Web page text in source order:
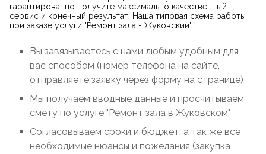
гарантированно получите максимально качественный
сервис и конечный результат. Наша типовая схема работы
при заказе услуги "Ремонт зала - Жуковский":
Вы завязываетесь с нами любым удобным для
вас способом (номер телефона на сайте,
отправляете заявку через форму на странице)
Мы получаем вводные данные и просчитываем
смету по услуге "Ремонт зала в Жуковском"
Согласовываем сроки и бюджет, а так же все
необходимые нюансы и пожелания (закупка